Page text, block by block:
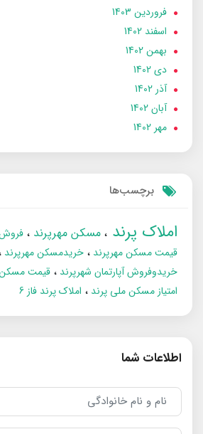
فروردین 1403
اسفند 1402
بهمن 1402
دی 1402
آذر 1402
آبان 1402
مهر 1402
برچسب‌ها
املاک پرند مسکن مهرپرند
قیمت مسکن مهرپرند
خریدمسکن مهرپرند
خریدوفروش آپارتمان شهرپرند
قیمت مسکن
امتیاز مسکن ملی پرند
املاک پرند فاز 6
اطلاعات شما